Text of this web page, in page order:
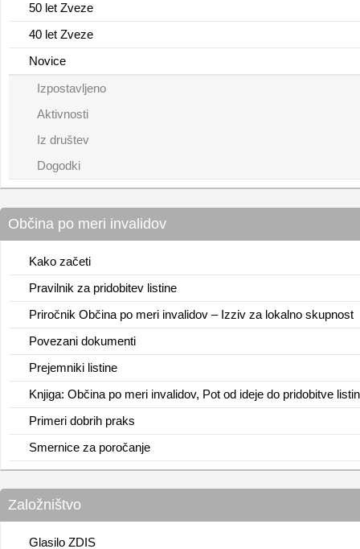
50 let Zveze
40 let Zveze
Novice
Izpostavljeno
Aktivnosti
Iz društev
Dogodki
Občina po meri invalidov
Kako začeti
Pravilnik za pridobitev listine
Priročnik Občina po meri invalidov – Izziv za lokalno skupnost
Povezani dokumenti
Prejemniki listine
Knjiga: Občina po meri invalidov, Pot od ideje do pridobitve
Primeri dobrih praks
Smernice za poročanje
Založništvo
Glasilo ZDIS